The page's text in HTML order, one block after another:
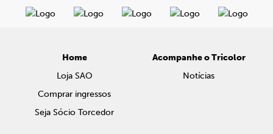
Home
Loja SAO
Comprar ingressos
Seja Sócio Torcedor
Acompanhe o Tricolor
Notícias